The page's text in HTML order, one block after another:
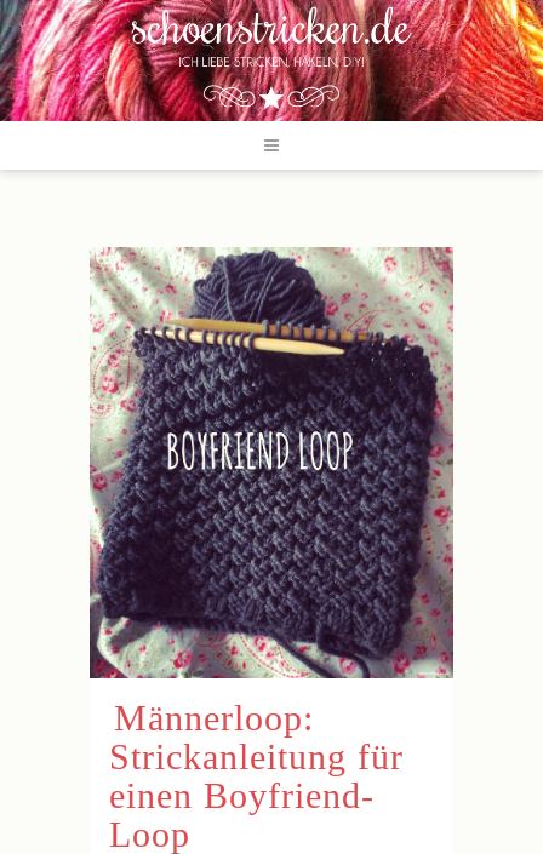
Männerloop:
Strickanleitung für
einen Boyfriend-
Loop